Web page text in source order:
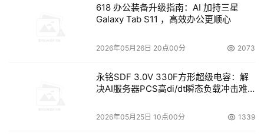
功能以及虚拟化软件，并且将这些先进功能统一于一个机架
式企业入门级系统中。NSC55网络存储控制器主要是为中
TagmaStore通用存储平台所具有的全部功能，这些功能包
括：可实现高可用性和高性能的大量并行的交叉式交换架
量的逻辑分区功能；保持业务连续性、任意存储设备上的通
618 办公装备升级指南：AI 加持三星
Galaxy Tab S11 ，高效办公更顺心
2026年05月26日 20点00分 2073
永铭SDF 3.0V 330F方形超级电容：解
决AI服务器PCS高di/dt瞬态负载冲击难
2026年05月25日 10点00分 1339